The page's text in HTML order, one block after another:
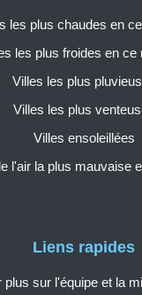
Liens rapides
plus sur l'équipe et la
les plus chaudes en
les plus froides en ce
Villes les plus
Villes les plus
Villes ensoleillées
l'air la plus mauvaise